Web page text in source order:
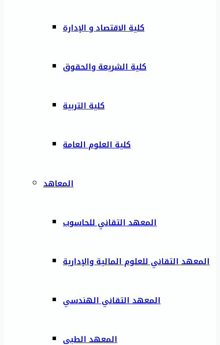
كلية الاقتصاد و الإدارة
كلية الشريعة والحقوق
كلية التربية
كلية العلوم العامة
المعاهد
المعهد التقاني للحاسوب
المعهد التقاني للعلوم المالية والإدارية
المعهد التقاني الهندسي
المعهد الطبي